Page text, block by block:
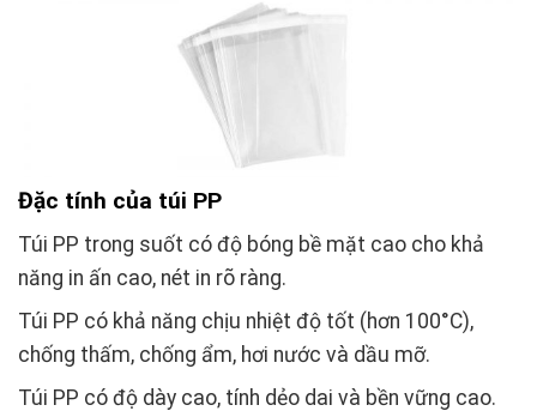
Đặc tính của túi PP
Túi PP trong suốt có độ bóng bề mặt cao cho khả
năng in ấn cao, nét in rõ ràng.
Túi PP có khả năng chịu nhiệt độ tốt (hơn 100°C),
chống thấm, chống ẩm, hơi nước và dầu mỡ.
Túi PP có độ dày cao, tính dẻo dai và bền vững cao.